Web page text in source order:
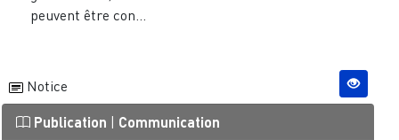
peuvent être con...
Notice
Publication Communication